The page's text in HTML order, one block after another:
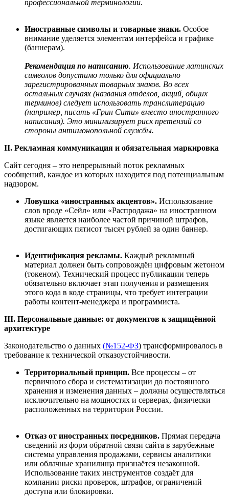
профессиональной терминологии.
Иностранные символы и товарные знаки. Особое
внимание уделяется элементам интерфейса и графике
(баннерам).
Рекомендация по написанию. Использование латинских
символов допустимо только для официально
зарегистрированных товарных знаков. Во всех
остальных случаях (названия отделов, акций, общих
терминов) следует использовать транслитерацию
(например, писать «Грин Сити» вместо иностранного
написания). Это минимизирует риск претензий со
стороны антимонопольной службы.
II. Рекламная коммуникация и обязательная маркировка
Сайт сегодня – это непрерывный поток рекламных
сообщений, каждое из которых находится под потенциальным
надзором.
Ловушка «иностранных акцентов». Использование
слов вроде «Сейл» или «Распродажа» на иностранном
языке является наиболее частой причиной штрафов,
достигающих пятисот тысяч рублей за один баннер.
Идентификация рекламы. Каждый рекламный
материал должен быть сопровождён цифровым жетоном
(токеном). Технический процесс публикации теперь
обязательно включает этап получения и размещения
этого кода в коде страницы, что требует интеграции
работы контент-менеджера и программиста.
III. Персональные данные: от документов к защищённой
архитектуре
Законодательство о данных (№152-ФЗ) трансформировалось в
требование к технической отказоустойчивости.
Территориальный принцип. Все процессы – от
первичного сбора и систематизации до постоянного
хранения и изменения данных – должны осуществляться
исключительно на мощностях и серверах, физически
расположенных на территории России.
Отказ от иностранных посредников. Прямая передача
сведений из форм обратной связи сайта в зарубежные
системы управления продажами, сервисы аналитики
или облачные хранилища признаётся незаконной.
Использование таких инструментов создаёт для
компании риски проверок, штрафов, ограничений
доступа или блокировки.